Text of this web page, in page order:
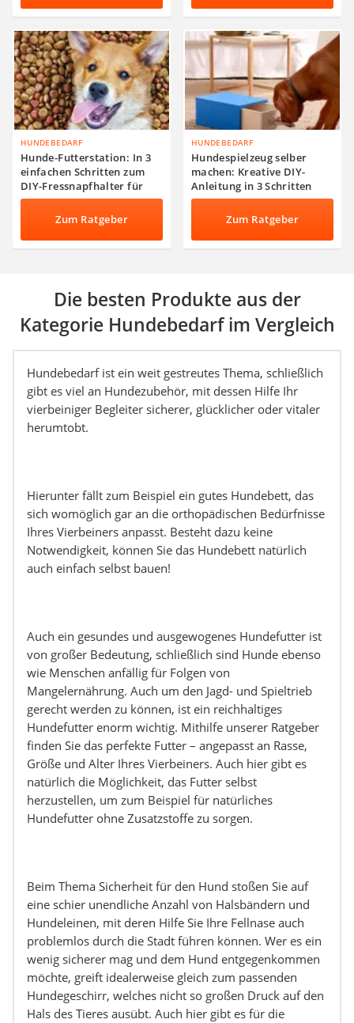
HUNDEBEDARF
Hunde-Futterstation: In 3
einfachen Schritten zum
DIY-Fressnapfhalter für
Hunde
Zum Ratgeber
HUNDEBEDARF
Hundespielzeug selber
machen: Kreative DIY-
Anleitung in 3 Schritten
Zum Ratgeber
Die besten Produkte aus der
Kategorie Hundebedarf im Vergleich
Hundebedarf ist ein weit gestreutes Thema, schließlich
gibt es viel an Hundezubehör, mit dessen Hilfe Ihr
vierbeiniger Begleiter sicherer, glücklicher oder vitaler
herumtobt.
Hierunter fällt zum Beispiel ein gutes Hundebett, das
sich womöglich gar an die orthopädischen Bedürfnisse
Ihres Vierbeiners anpasst. Besteht dazu keine
Notwendigkeit, können Sie das Hundebett natürlich
auch einfach selbst bauen!
Auch ein gesundes und ausgewogenes Hundefutter ist
von großer Bedeutung, schließlich sind Hunde ebenso
wie Menschen anfällig für Folgen von
Mangelernährung. Auch um den Jagd- und Spieltrieb
gerecht werden zu können, ist ein reichhaltiges
Hundefutter enorm wichtig. Mithilfe unserer Ratgeber
finden Sie das perfekte Futter – angepasst an Rasse,
Größe und Alter Ihres Vierbeiners. Auch hier gibt es
natürlich die Möglichkeit, das Futter selbst
herzustellen, um zum Beispiel für natürliches
Hundefutter ohne Zusatzstoffe zu sorgen.
Beim Thema Sicherheit für den Hund stoßen Sie auf
eine schier unendliche Anzahl von Halsbändern und
Hundeleinen, mit deren Hilfe Sie Ihre Fellnase auch
problemlos durch die Stadt führen können. Wer es ein
wenig sicherer mag und dem Hund entgegenkommen
möchte, greift idealerweise gleich zum passenden
Hundegeschirr, welches nicht so großen Druck auf den
Hals des Tieres ausübt. Auch hier gibt es für die